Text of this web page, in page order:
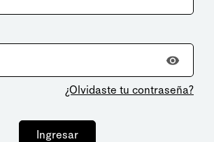
¿Olvidaste tu contraseña?
Ingresar